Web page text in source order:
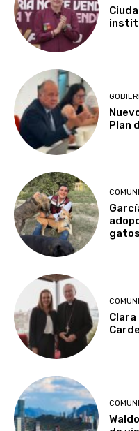
Plan
gatos
Clara